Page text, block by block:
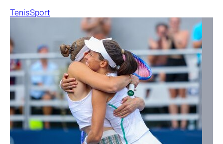
TenisSport